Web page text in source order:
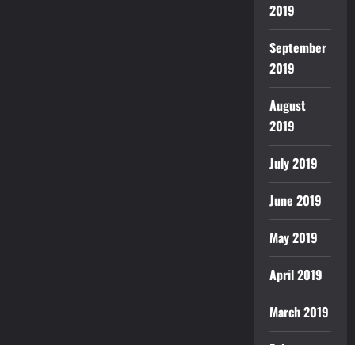
2019
September
2019
August
2019
July 2019
June 2019
May 2019
April 2019
March 2019